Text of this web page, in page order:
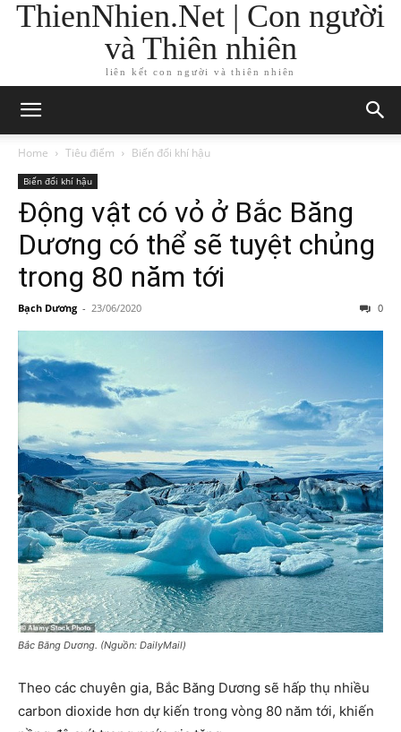
ThienNhien.Net | Con người
và Thiên nhiên
liên kết con người và thiên nhiên
Home Tiêu điểm Biến đổi khí hậu
Biến đổi khí hậu
Động vật có vỏ ở Bắc Băng
Dương có thể sẽ tuyệt chủng
trong 80 năm tới
Bạch Dương - 23/06/2020 0
Bắc Băng Dương. (Nguồn: DailyMail)
Theo các chuyên gia, Bắc Băng Dương sẽ hấp thụ nhiều
carbon dioxide hơn dự kiến trong vòng 80 năm tới, khiến